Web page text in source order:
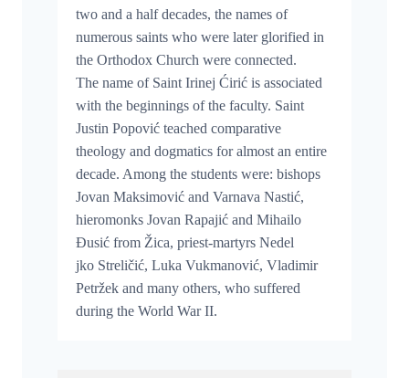
two and a half decades, the names of
numerous saints who were later glorified in
the Orthodox Church were connected.
The name of Saint Irinej Ćirić is associated
with the beginnings of the faculty. Saint
Justin Popović teached comparative
theology and dogmatics for almost an entire
decade. Among the students were: bishops
Jovan Maksimović and Varnava Nastić,
hieromonks Jovan Rapajić and Mihailo
Đusić from Žica, priest-martyrs Nedel
jko Streličić, Luka Vukmanović, Vladimir
Petržek and many others, who suffered
during the World War II.